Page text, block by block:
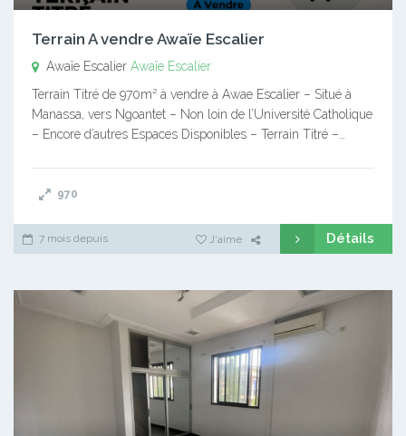
Terrain A vendre Awaïe Escalier
Awaïe Escalier Awaïe Escalier
Terrain Titré de 970m² à vendre à Awae Escalier – Situé à
Manassa, vers Ngoantet – Non loin de l’Université Catholique
– Encore d’autres Espaces Disponibles – Terrain Titré –…
970
7 mois depuis J'aime Détails